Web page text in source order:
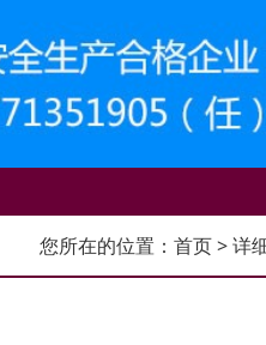
您所在的位置： 首页> 详